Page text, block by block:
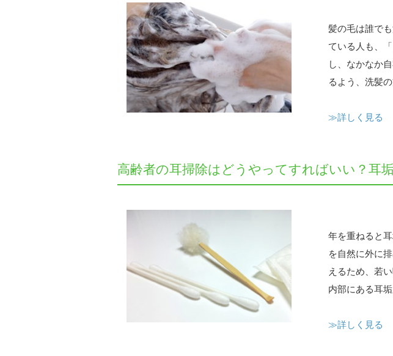
髪の毛は誰で
ている人も、
し、なかなか
るよう、洗髪
≫詳しく見る
高齢者の耳掃除はどうやってすればいい？耳
年を重ねると
を自然に外に
えるため、若
内部にある耳
≫詳しく見る